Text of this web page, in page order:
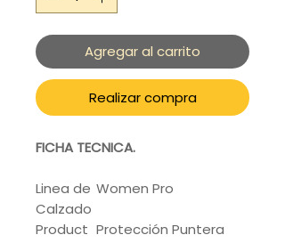
Agregar al carrito
Realizar compra
FICHA TECNICA.
Linea de
Calzado
Women Pro
Product Protección Puntera